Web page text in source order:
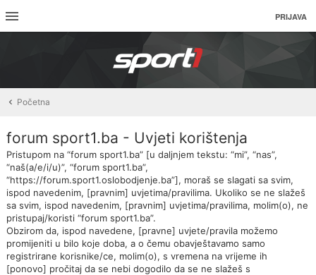
PRIJAVA
Početna
forum sport1.ba - Uvjeti korištenja
Pristupom na “forum sport1.ba” [u daljnjem tekstu: “mi”, “nas”,
“naš(a/e/i/u)”, “forum sport1.ba”,
“https://forum.sport1.oslobodjenje.ba”], moraš se slagati sa svim,
ispod navedenim, [pravnim] uvjetima/pravilima. Ukoliko se ne slažeš
sa svim, ispod navedenim, [pravnim] uvjetima/pravilima, molim(o), ne
pristupaj/koristi “forum sport1.ba”.
Obzirom da, ispod navedene, [pravne] uvjete/pravila možemo
promijeniti u bilo koje doba, a o čemu obavještavamo samo
registrirane korisnike/ce, molim(o), s vremena na vrijeme ih
[ponovo] pročitaj da se nebi dogodilo da se ne slažeš s